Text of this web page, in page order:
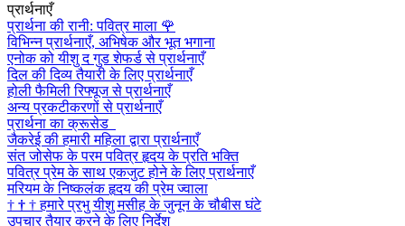
प्रार्थनाएँ
प्रार्थना की रानी: पवित्र माला 🌹
विभिन्न प्रार्थनाएँ, अभिषेक और भूत भगाना
एनोक को यीशु द गुड शेफर्ड से प्रार्थनाएँ
दिल की दिव्य तैयारी के लिए प्रार्थनाएँ
होली फैमिली रिफ्यूज से प्रार्थनाएँ
अन्य प्रकटीकरणों से प्रार्थनाएँ
प्रार्थना का क्रूसेड
जैकरेई की हमारी महिला द्वारा प्रार्थनाएँ
संत जोसेफ के परम पवित्र हृदय के प्रति भक्ति
पवित्र प्रेम के साथ एकजुट होने के लिए प्रार्थनाएँ
मरियम के निष्कलंक हृदय की प्रेम ज्वाला
† † † हमारे प्रभु यीशु मसीह के जुनून के चौबीस घंटे
उपचार तैयार करने के लिए निर्देश